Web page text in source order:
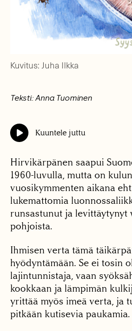
Kuvitus: Juha Ilkka
Teksti: Anna Tuominen
Kuuntele juttu
Hirvikärpänen saapui
1960-luvulla, mutta on
vuosikymmenten aikana
lukemattomia
runsastunut ja levittäytynyt
pohjoista.
Ihmisen verta tämä
hyödyntämään. Se ei tosin
lajintunnistaja, vaan
kookkaan ja lämpimän
yrittää myös imeä verta, ja
pitkään kutisevia paukamia.